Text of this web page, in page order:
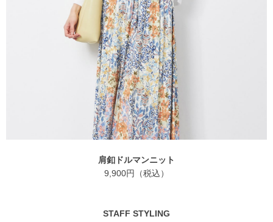
肩釦ドルマンニット
9,900円（税込）
STAFF STYLING